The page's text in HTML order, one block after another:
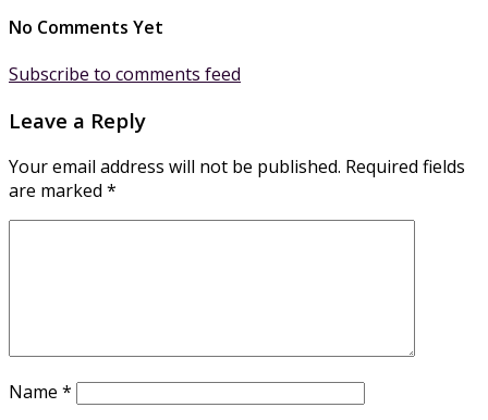
No Comments Yet
Subscribe to comments feed
Leave a Reply
Your email address will not be published. Required fields
are marked *
Name *